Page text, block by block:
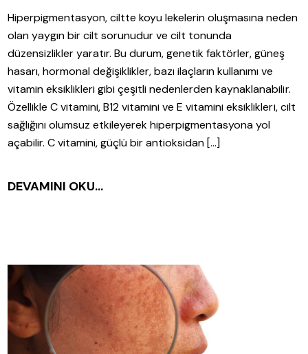
Hiperpigmentasyon, ciltte koyu lekelerin oluşmasına neden
olan yaygın bir cilt sorunudur ve cilt tonunda
düzensizlikler yaratır. Bu durum, genetik faktörler, güneş
hasarı, hormonal değişiklikler, bazı ilaçların kullanımı ve
vitamin eksiklikleri gibi çeşitli nedenlerden kaynaklanabilir.
Özellikle C vitamini, B12 vitamini ve E vitamini eksiklikleri, cilt
sağlığını olumsuz etkileyerek hiperpigmentasyona yol
açabilir. C vitamini, güçlü bir antioksidan […]
DEVAMINI OKU...